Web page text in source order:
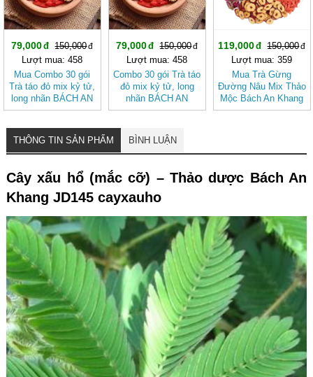
79,000
150,000
Lượt mua: 458
Mua Combo 30 gói
Trà táo đỏ mix kỷ tử,
long nhãn BÁCH AN
KHANG - Trà Thảo
79,000
150,000
Lượt mua: 458
Combo 30 gói Trà táo
đỏ mix kỷ tử, long
nhãn BÁCH AN
KHANG
119,000
150,000
Lượt mua: 359
Mua Trà Gừng
Đường Nâu Mix Thảo
Mộc Bách An Khang
– Thơm Ấm Tự
THÔNG TIN SẢN PHẨM
BÌNH LUẬN
Cây xấu hổ (mắc cỡ) – Thảo dược Bách An
Khang JD145 cayxauho